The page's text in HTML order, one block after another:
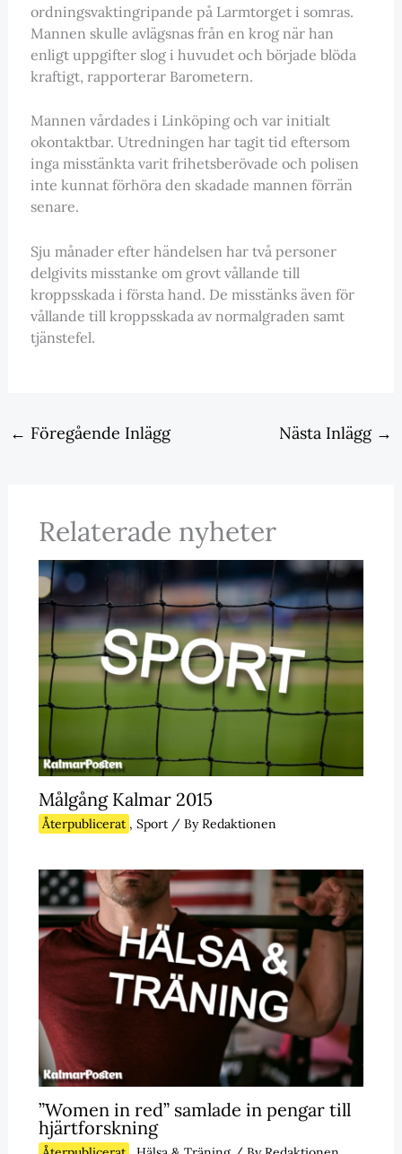
ordningsvaktingripande på Larmtorget i somras.
Mannen skulle avlägsnas från en krog när han
enligt uppgifter slog i huvudet och började blöda
kraftigt, rapporterar Barometern.
Mannen vårdades i Linköping och var initialt
okontaktbar. Utredningen har tagit tid eftersom
inga misstänkta varit frihetsberövade och polisen
inte kunnat förhöra den skadade mannen förrän
senare.
Sju månader efter händelsen har två personer
delgivits misstanke om grovt vållande till
kroppsskada i första hand. De misstänks även för
vållande till kroppsskada av normalgraden samt
tjänstefel.
← Föregående Inlägg Nästa Inlägg →
Relaterade nyheter
Målgång Kalmar 2015
Återpublicerat , Sport/ ByRedaktionen
”Women in red” samlade in pengar till
hjärtforskning